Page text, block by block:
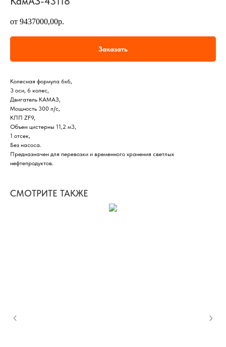
от 9437000,00р.
Заказать
Колесная формула 6х6,
3 оси, 6 колес,
Двигатель КАМАЗ,
Мощность 300 л/с,
КПП ZF9,
Объем цистерны 11,2 м3,
1 отсек,
Без насоса.
Предназначен для перевозки и временного хранения светлых
нефтепродуктов.
СМОТРИТЕ ТАКЖЕ